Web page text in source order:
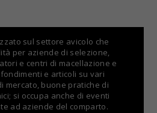
sul settore avicolo che
per aziende di selezione,
e centri di macellazione e
e articoli su vari
mercato, buone pratiche di
si occupa anche di eventi
ad aziende del comparto.